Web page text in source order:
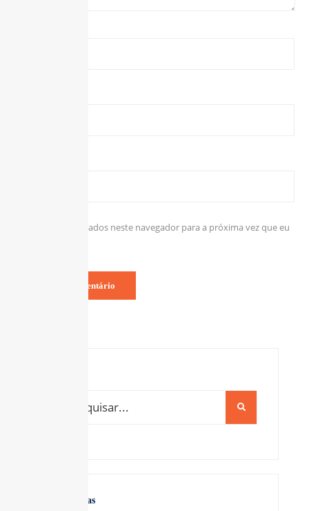
Salvar meus dados neste navegador para a próxima vez que eu
Categorias